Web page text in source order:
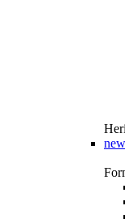
new